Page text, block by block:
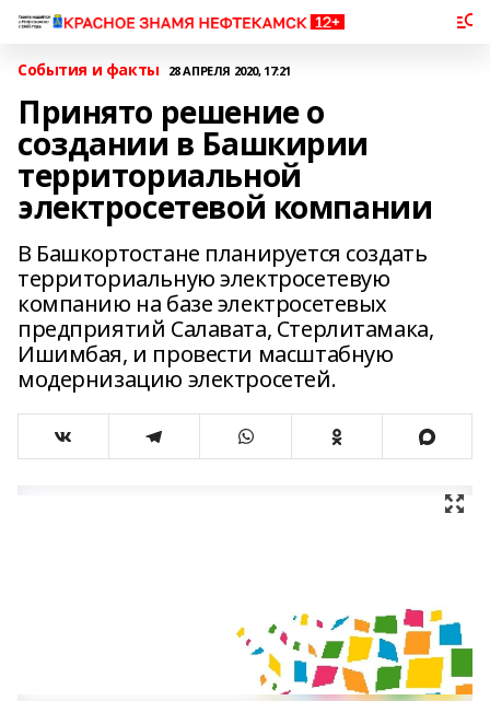
События и факты 28 АПРЕЛЯ 2020, 17:21
Принято решение о
создании в Башкирии
территориальной
электросетевой компании
В Башкортостане планируется создать
территориальную электросетевую
компанию на базе электросетевых
предприятий Салавата, Стерлитамака,
Ишимбая, и провести масштабную
модернизацию электросетей.